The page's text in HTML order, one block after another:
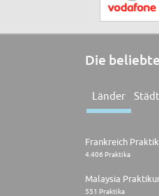
Die
Länder
Frankreich
4.406 Praktika
Malaysia
551 Praktika